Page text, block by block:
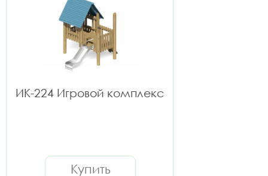
ИК-224 Игровой комплекс
Купить